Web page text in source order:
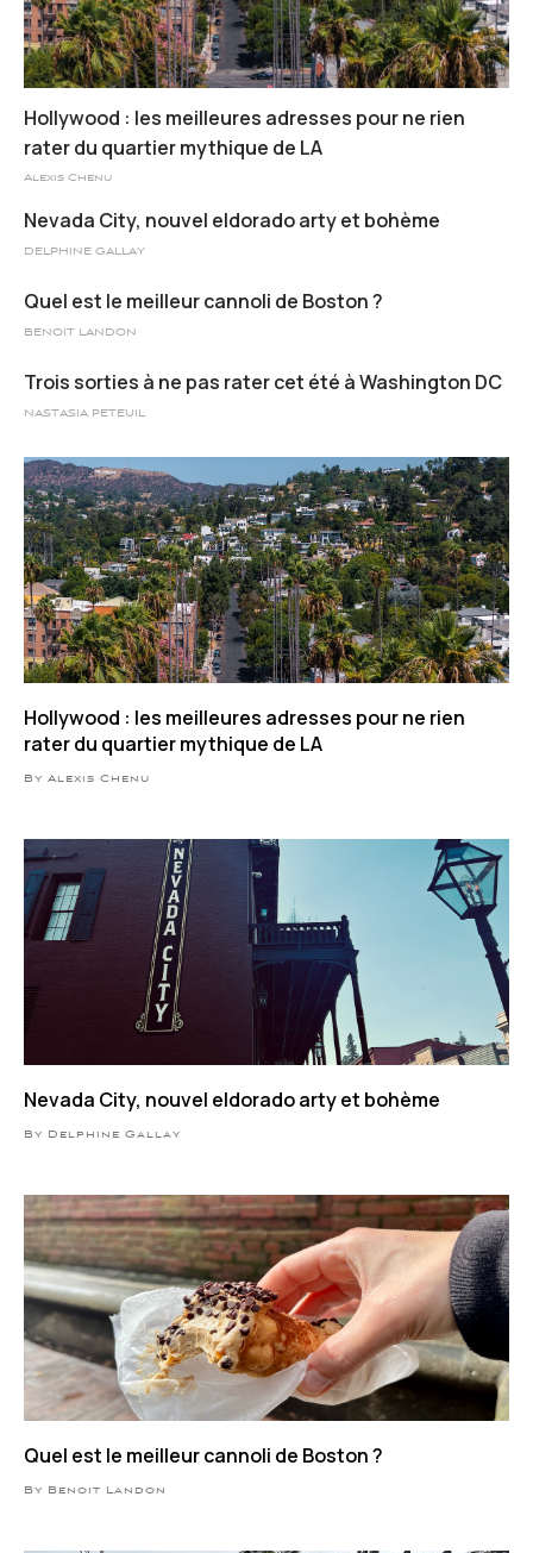
Hollywood : les meilleures adresses pour ne rien
rater du quartier mythique de LA
Alexis Chenu
Nevada City, nouvel eldorado arty et bohème
DELPHINE GALLAY
Quel est le meilleur cannoli de Boston ?
BENOIT LANDON
Trois sorties à ne pas rater cet été à Washington DC
NASTASIA PETEUIL
Hollywood : les meilleures adresses pour ne rien
rater du quartier mythique de LA
By Alexis Chenu
Nevada City, nouvel eldorado arty et bohème
By Delphine Gallay
Quel est le meilleur cannoli de Boston ?
By Benoit Landon